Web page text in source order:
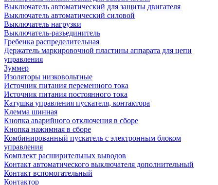
Выключатель автоматический для защиты двигателя
Выключатель автоматический силовой
Выключатель нагрузки
Выключатель-разъединитель
Гребенка распределительная
Держатель маркировочной пластины аппарата для цепи
управления
Зуммер
Изоляторы низковольтные
Источник питания переменного тока
Источник питания постоянного тока
Катушка управления пускателя, контактора
Клемма шинная
Кнопка аварийного отключения в сборе
Кнопка нажимная в сборе
Комбинированный пускатель с электронным блоком
управления
Комплект расширительных выводов
Контакт автоматического выключателя дополнительный
Контакт вспомогательный
Контактор